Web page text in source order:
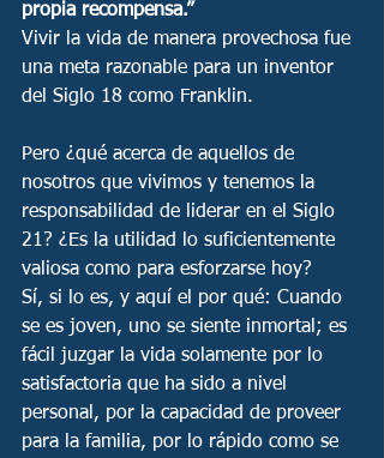
propia recompensa.”
Vivir la vida de manera provechosa fue
una meta razonable para un inventor
del Siglo 18 como Franklin.
Pero ¿qué acerca de aquellos de
nosotros que vivimos y tenemos la
responsabilidad de liderar en el Siglo
21? ¿Es la utilidad lo suficientemente
valiosa como para esforzarse hoy?
Sí, si lo es, y aquí el por qué: Cuando
se es joven, uno se siente inmortal; es
fácil juzgar la vida solamente por lo
satisfactoria que ha sido a nivel
personal, por la capacidad de proveer
para la familia, por lo rápido como se